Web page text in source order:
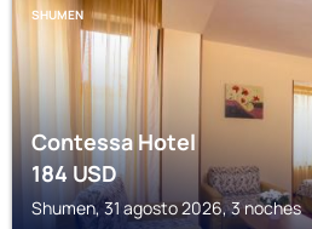
SHUMEN
Contessa Hotel
184 USD
Shumen, 31 agosto 2026, 3 noches